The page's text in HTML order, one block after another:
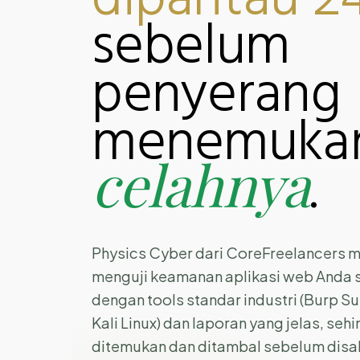
sebelum
penyerang
celahnya.
Physics Cyber dari CoreFreelancers
menguji keamanan aplikasi web
dengan tools standar industri (Burp
Kali Linux) dan laporan yang jelas,
ditemukan dan ditambal sebelum